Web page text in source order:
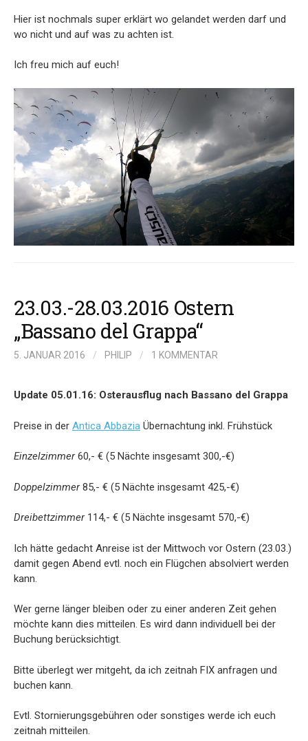
Hier ist nochmals super erklärt wo gelandet werden darf und
wo nicht und auf was zu achten ist.
Ich freu mich auf euch!
23.03.-28.03.2016 Ostern
„Bassano del Grappa“
5. JANUAR 2016 / PHILIP / 1 KOMMENTAR
Update 05.01.16: Osterausflug nach Bassano del Grappa
Preise in der Antica Abbazia Übernachtung inkl. Frühstück
Einzelzimmer60,- € (5 Nächte insgesamt 300,-€)
Doppelzimmer85,- € (5 Nächte insgesamt 425,-€)
Dreibettzimmer114,- € (5 Nächte insgesamt 570,-€)
Ich hätte gedacht Anreise ist der Mittwoch vor Ostern (23.03.)
damit gegen Abend evtl. noch ein Flügchen absolviert werden
kann.
Wer gerne länger bleiben oder zu einer anderen Zeit gehen
möchte kann dies mitteilen. Es wird dann individuell bei der
Buchung berücksichtigt.
Bitte überlegt wer mitgeht, da ich zeitnah FIX anfragen und
buchen kann.
Evtl. Stornierungsgebühren oder sonstiges werde ich euch
zeitnah mitteilen.